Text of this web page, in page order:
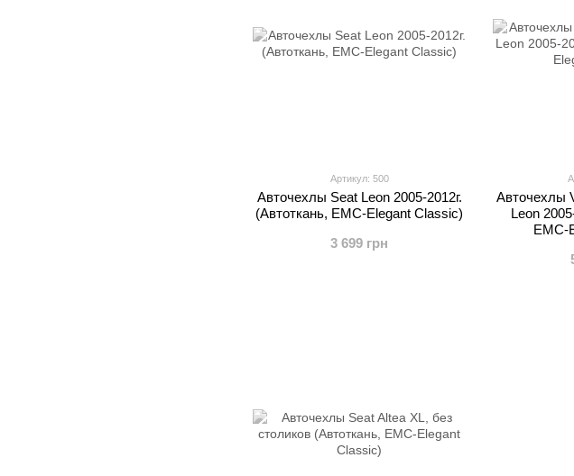
Артикул: 500
Авточехлы Seat Leon 2005-2012г.
(Автоткань, EMC-Elegant Classic)
3 699 грн
Авточехлы
Leon
EMC-